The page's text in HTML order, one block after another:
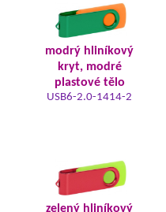
modrý hliníkový
kryt, modré
plastové tělo
USB6-2.0-1414-2
zelený hliníkový